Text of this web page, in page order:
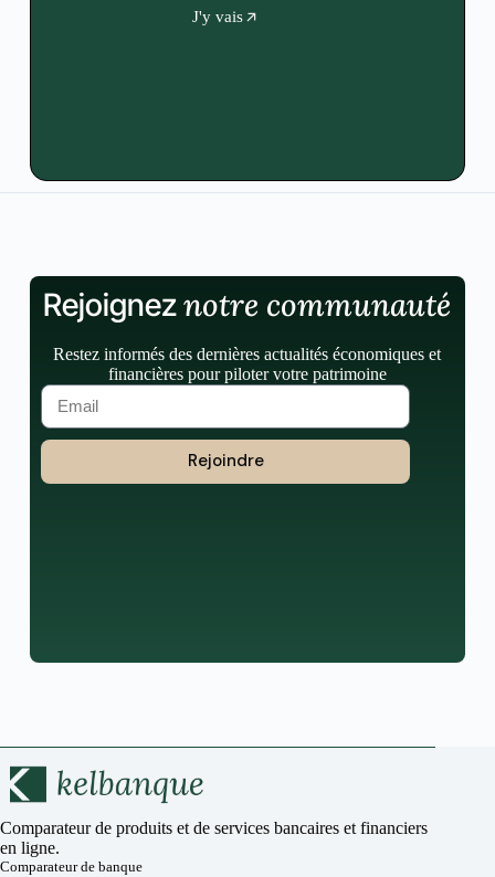
J'y vais
Rejoigneznotre communauté
Restez informés des dernières actualités économiques et
financières pour piloter votre patrimoine
Rejoindre
Comparateur de produits et de services bancaires et financiers
en ligne.
Comparateur de banque